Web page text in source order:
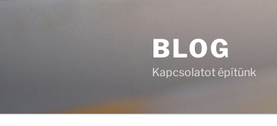
BLOG
Kapcsolatot építünk